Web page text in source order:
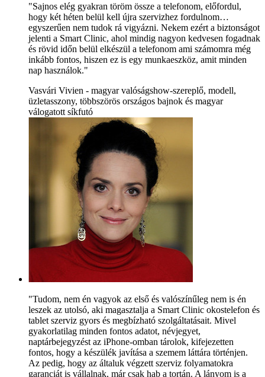
"Sajnos elég gyakran töröm össze a telefonom, előfordul,
hogy két héten belül kell újra szervizhez fordulnom…
egyszerűen nem tudok rá vigyázni. Nekem ezért a biztonságot
jelenti a Smart Clinic, ahol mindig nagyon kedvesen fogadnak
és rövid időn belül elkészül a telefonom ami számomra még
inkább fontos, hiszen ez is egy munkaeszköz, amit minden
nap használok."
Vasvári Vivien - magyar valóságshow-szereplő, modell,
üzletasszony, többszörös országos bajnok és magyar
válogatott síkfutó
"Tudom, nem én vagyok az első és valószínűleg nem is én
leszek az utolsó, aki magasztalja a Smart Clinic okostelefon és
tablet szerviz gyors és megbízható szolgáltatásait. Mivel
gyakorlatilag minden fontos adatot, névjegyet,
naptárbejegyzést az iPhone-omban tárolok, kifejezetten
fontos, hogy a készülék javítása a szemem láttára történjen.
Az pedig, hogy az általuk végzett szerviz folyamatokra
garanciát is vállalnak, már csak hab a tortán. A lányom is a